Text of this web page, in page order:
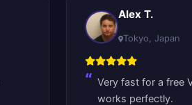
Alex T.
Tokyo, Japan
Very fast for a free
works perfectly.